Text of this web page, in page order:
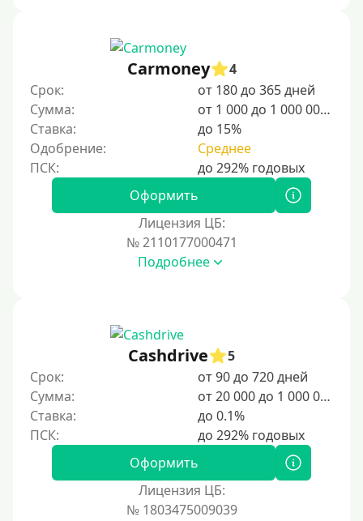
20000 руб
25000 руб
30000 руб
30000 руб на год
35000 руб
40000 руб
150000 руб
200000 руб
250000 руб
Carmoney
4
Срок:
от 180 до 365 дней
Сумма:
от 1 000 до 1 000 000 ₽
Ставка:
до 15%
Одобрение:
Среднее
Оформить
Лицензия ЦБ:
№ 2110177000471
Подробнее
Cashdrive
5
Срок:
от 90 до 720 дней
Сумма:
от 20 000 до 1 000 000 ₽
Ставка:
до 0.1%
Оформить
Лицензия ЦБ:
№ 1803475009039